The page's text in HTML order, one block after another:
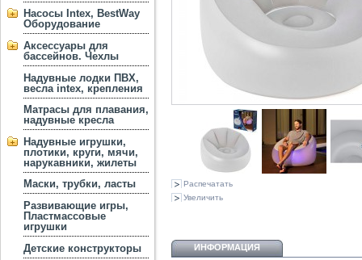
Насосы Intex, BestWay
Оборудование
Аксессуары для
бассейнов. Чехлы
Надувные лодки ПВХ,
весла intex, крепления
Матрасы для плавания,
надувные кресла
Надувные игрушки,
плотики, круги, мячи,
нарукавники, жилеты
Маски, трубки, ласты
Развивающие игры,
Пластмассовые
игрушки
Детские конструкторы
Распечатать
Увеличить
ИНФОРМАЦИЯ